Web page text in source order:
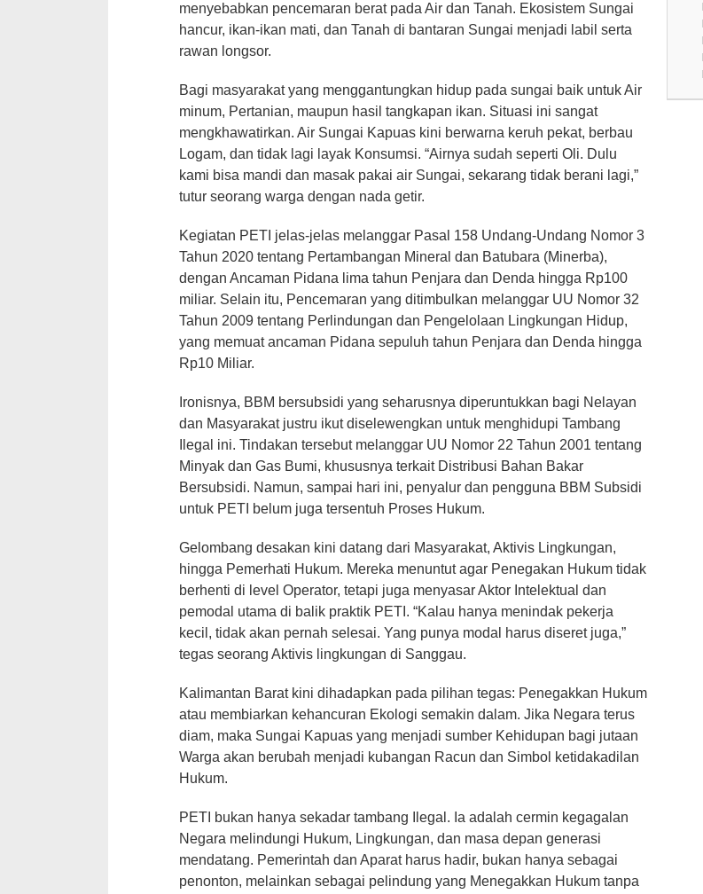
menyebabkan pencemaran berat pada Air dan Tanah. Ekosistem Sungai
hancur, ikan-ikan mati, dan Tanah di bantaran Sungai menjadi labil serta
rawan longsor.
Bagi masyarakat yang menggantungkan hidup pada sungai baik untuk Air
minum, Pertanian, maupun hasil tangkapan ikan. Situasi ini sangat
mengkhawatirkan. Air Sungai Kapuas kini berwarna keruh pekat, berbau
Logam, dan tidak lagi layak Konsumsi. “Airnya sudah seperti Oli. Dulu
kami bisa mandi dan masak pakai air Sungai, sekarang tidak berani lagi,”
tutur seorang warga dengan nada getir.
Kegiatan PETI jelas-jelas melanggar Pasal 158 Undang-Undang Nomor 3
Tahun 2020 tentang Pertambangan Mineral dan Batubara (Minerba),
dengan Ancaman Pidana lima tahun Penjara dan Denda hingga Rp100
miliar. Selain itu, Pencemaran yang ditimbulkan melanggar UU Nomor 32
Tahun 2009 tentang Perlindungan dan Pengelolaan Lingkungan Hidup,
yang memuat ancaman Pidana sepuluh tahun Penjara dan Denda hingga
Rp10 Miliar.
Ironisnya, BBM bersubsidi yang seharusnya diperuntukkan bagi Nelayan
dan Masyarakat justru ikut diselewengkan untuk menghidupi Tambang
Ilegal ini. Tindakan tersebut melanggar UU Nomor 22 Tahun 2001 tentang
Minyak dan Gas Bumi, khususnya terkait Distribusi Bahan Bakar
Bersubsidi. Namun, sampai hari ini, penyalur dan pengguna BBM Subsidi
untuk PETI belum juga tersentuh Proses Hukum.
Gelombang desakan kini datang dari Masyarakat, Aktivis Lingkungan,
hingga Pemerhati Hukum. Mereka menuntut agar Penegakan Hukum tidak
berhenti di level Operator, tetapi juga menyasar Aktor Intelektual dan
pemodal utama di balik praktik PETI. “Kalau hanya menindak pekerja
kecil, tidak akan pernah selesai. Yang punya modal harus diseret juga,”
tegas seorang Aktivis lingkungan di Sanggau.
Kalimantan Barat kini dihadapkan pada pilihan tegas: Penegakkan Hukum
atau membiarkan kehancuran Ekologi semakin dalam. Jika Negara terus
diam, maka Sungai Kapuas yang menjadi sumber Kehidupan bagi jutaan
Warga akan berubah menjadi kubangan Racun dan Simbol ketidakadilan
Hukum.
PETI bukan hanya sekadar tambang Ilegal. Ia adalah cermin kegagalan
Negara melindungi Hukum, Lingkungan, dan masa depan generasi
mendatang. Pemerintah dan Aparat harus hadir, bukan hanya sebagai
penonton, melainkan sebagai pelindung yang Menegakkan Hukum tanpa